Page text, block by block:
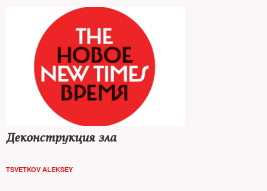
Деконструкция зла
TSVETKOV ALEKSEY